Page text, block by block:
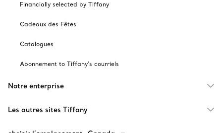
Financially selected by Tiffany
Cadeaux des Fêtes
Catalogues
Abonnement to Tiffany's courriels
Notre enterprise
Les autres sites Tiffany